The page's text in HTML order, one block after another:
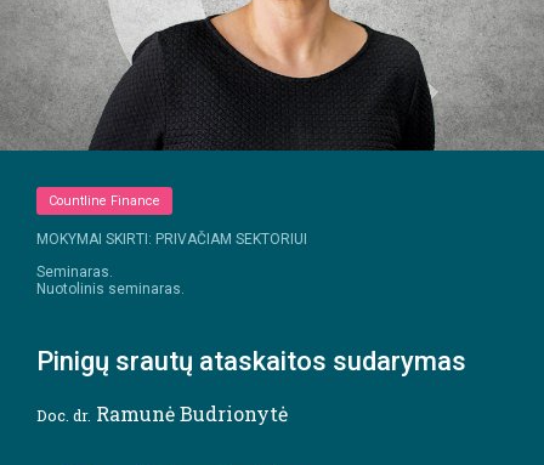
Countline Finance
MOKYMAI SKIRTI: PRIVAČIAM SEKTORIUI
Seminaras.
Nuotolinis seminaras.
Pinigų srautų ataskaitos sudarymas
Doc. dr. Ramunė Budrionytė